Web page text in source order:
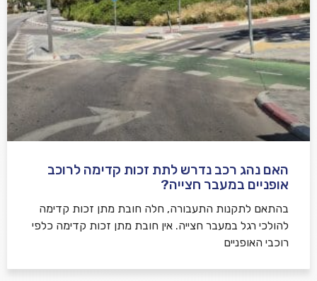
אני מאשר/ת קבלת דיוור במייל ושימוש בפרטים בהתאם
למדיניות הפרטיות
שלח משוב
האם נהג רכב נדרש לתת זכות קדימה לרוכב
אופניים במעבר חצייה?
בהתאם לתקנות התעבורה, חלה חובת מתן זכות קדימה
להולכי רגל במעבר חצייה. אין חובת מתן זכות קדימה כלפי
רוכבי האופניים